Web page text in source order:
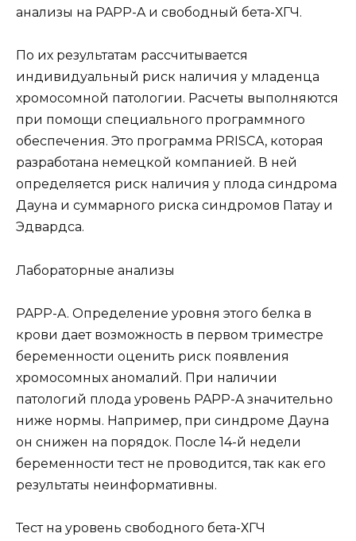
анализы на PAPP-A и свободный бета-ХГЧ.
По их результатам рассчитывается
индивидуальный риск наличия у младенца
хромосомной патологии. Расчеты выполняются
при помощи специального программного
обеспечения. Это программа PRISCA, которая
разработана немецкой компанией. В ней
определяется риск наличия у плода синдрома
Дауна и суммарного риска синдромов Патау и
Эдвардса.
Лабораторные анализы
PAPP-A. Определение уровня этого белка в
крови дает возможность в первом триместре
беременности оценить риск появления
хромосомных аномалий. При наличии
патологий плода уровень PAPP-A значительно
ниже нормы. Например, при синдроме Дауна
он снижен на порядок. После 14-й недели
беременности тест не проводится, так как его
результаты неинформативны.
Тест на уровень свободного бета-ХГЧ